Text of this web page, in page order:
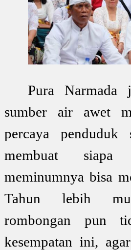
Pura Narmada
sumber air awet
percaya penduduk
membuat
meminumnya bisa
Tahun lebih
rombongan pun
kesempatan ini,